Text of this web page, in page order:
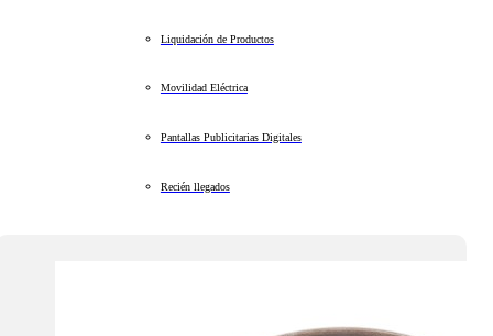
Liquidación de Productos
Movilidad Eléctrica
Pantallas Publicitarias Digitales
Recién llegados